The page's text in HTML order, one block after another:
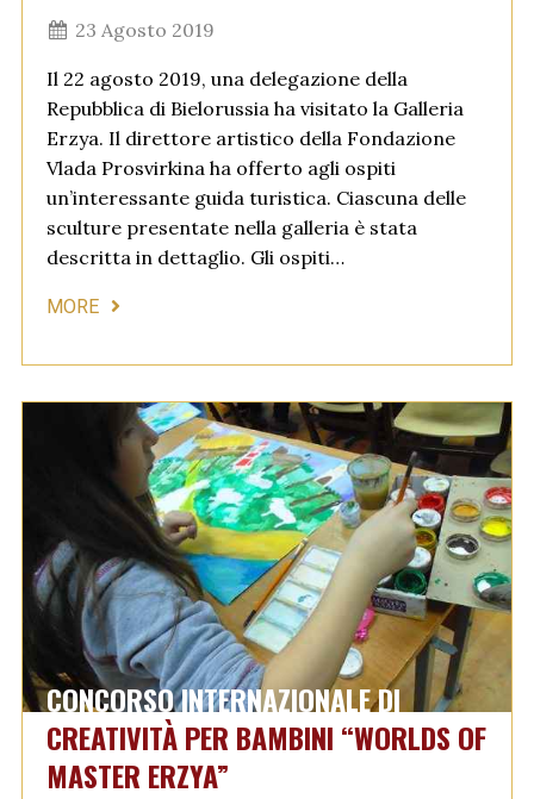
23 Agosto 2019
Il 22 agosto 2019, una delegazione della
Repubblica di Bielorussia ha visitato la Galleria
Erzya. Il direttore artistico della Fondazione
Vlada Prosvirkina ha offerto agli ospiti
un’interessante guida turistica. Ciascuna delle
sculture presentate nella galleria è stata
descritta in dettaglio. Gli ospiti…
MORE
CONCORSO INTERNAZIONALE DI
CREATIVITÀ PER BAMBINI “WORLDS OF
MASTER ERZYA”